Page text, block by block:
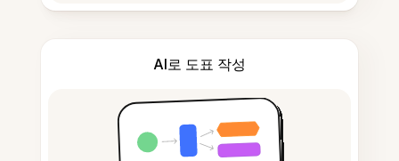
AI로 도표 작성